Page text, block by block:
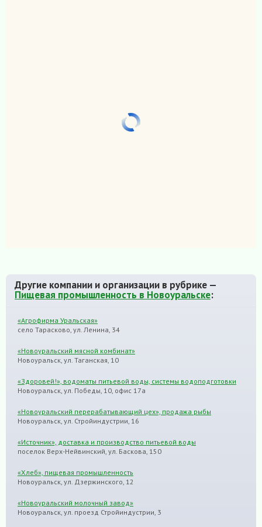
Другие компании и организации в рубрике —
Пищевая промышленность в Новоуральске:
«Агрофирма Уральская»
село Тарасково, ул. Ленина, 34
«Новоуральский мясной комбинат»
Новоуральск, ул. Таганская, 10
«Здоровей!», водоматы питьевой воды, системы водоподготовки
Новоуральск, ул. Победы, 10, офис 17а
«Новоуральский перерабатывающий цех», продажа рыбы
Новоуральск, ул. Стройиндустрии, 16
«Источник», доставка и производство питьевой воды
поселок Верх-Нейвинский, ул. Баскова, 150
«Хлеб», пищевая промышленность
Новоуральск, ул. Дзержинского, 12
«Новоуральский молочный завод»
Новоуральск, ул. проезд Стройиндустрии, 3